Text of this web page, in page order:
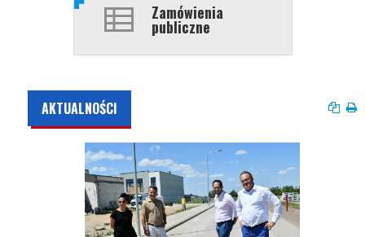
Zamówienia
publiczne
AKTUALNOŚCI